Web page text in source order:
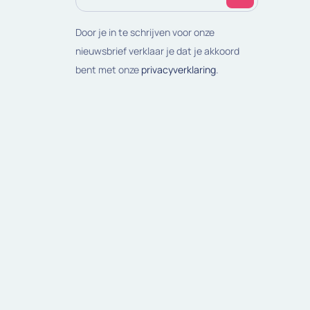
mailadres
(Vereist)
Door je in te schrijven voor onze
nieuwsbrief verklaar je dat je akkoord
bent met onze privacyverklaring.